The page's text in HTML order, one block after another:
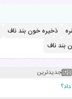
ذخیره خون بند ناف
بند ناف
جدیدترین